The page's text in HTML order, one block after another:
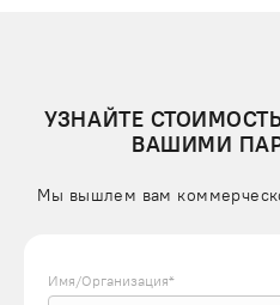
УЗНАЙТЕ
ВАШИМИ
Мы вышлем вам
Имя/Организация*